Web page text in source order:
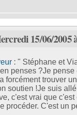
15/06/2005
: " Stéphane et
penses ?Je pense
forcément trouver
soutien !Je suis
c'est vrai que
procéder. C'est un